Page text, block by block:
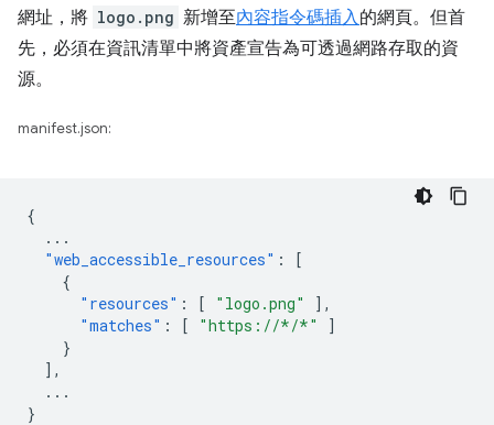
網址，將 logo.png 新增至內容指令碼插入的網頁。但首
先，必須在資訊清單中將資產宣告為可透過網路存取的資
源。
manifest.json:
{
...
"web_accessible_resources" :
[
{
"resources" : [ "logo.png"
],
"matches" : [ "https://*/*"
]
}
],
...
}